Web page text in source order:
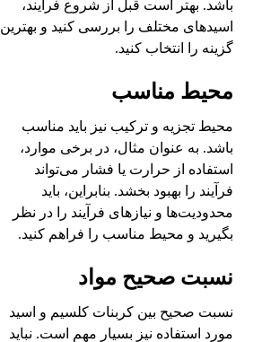
باشد. بهتر است قبل از شروع فرآیند،
اسیدهای مختلف را بررسی کنید و بهترین
گزینه را انتخاب کنید.
محیط مناسب
محیط تجزیه و ترکیب نیز باید مناسب
باشد. به عنوان مثال، در برخی موارد،
استفاده از حرارت یا فشار می‌تواند
فرآیند را بهبود بخشد. بنابراین، باید
محدودیت‌ها و نیازهای فرآیند را در نظر
بگیرید و محیط مناسب را فراهم کنید.
نسبت صحیح مواد
نسبت صحیح بین کربنات کلسیم و اسید
مورد استفاده نیز بسیار مهم است. نباید